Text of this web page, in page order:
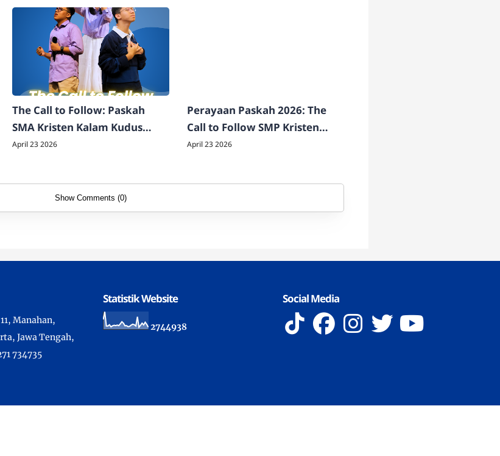
The Call to Follow: Paskah
SMA Kristen Kalam Kudus
Surakarta 2026
April 23 2026
Perayaan Paskah 2026: The
Call to Follow SMP Kristen
Kalam Kudus Surakarta
April 23 2026
Show Comments (0)
Manahan,
Jawa Tengah,
734735
Statistik Website
2744938
Social Media